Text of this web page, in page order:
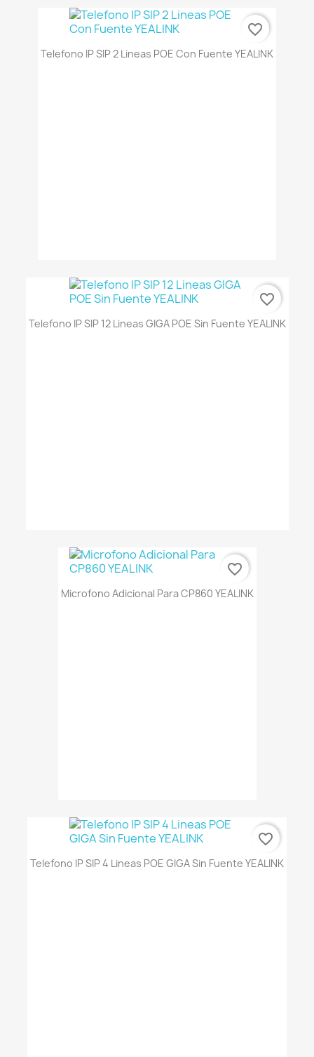
Telefono IP SIP 2 Lineas POE Con Fuente YEALINK
favorite_border
Telefono IP SIP 12 Lineas GIGA POE Sin Fuente YEALINK
favorite_border
Microfono Adicional Para CP860 YEALINK
favorite_border
Telefono IP SIP 4 Lineas POE GIGA Sin Fuente YEALINK
favorite_border